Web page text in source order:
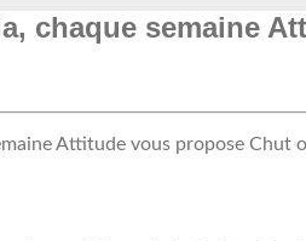
chaque semaine
Attitude vous propose Chut